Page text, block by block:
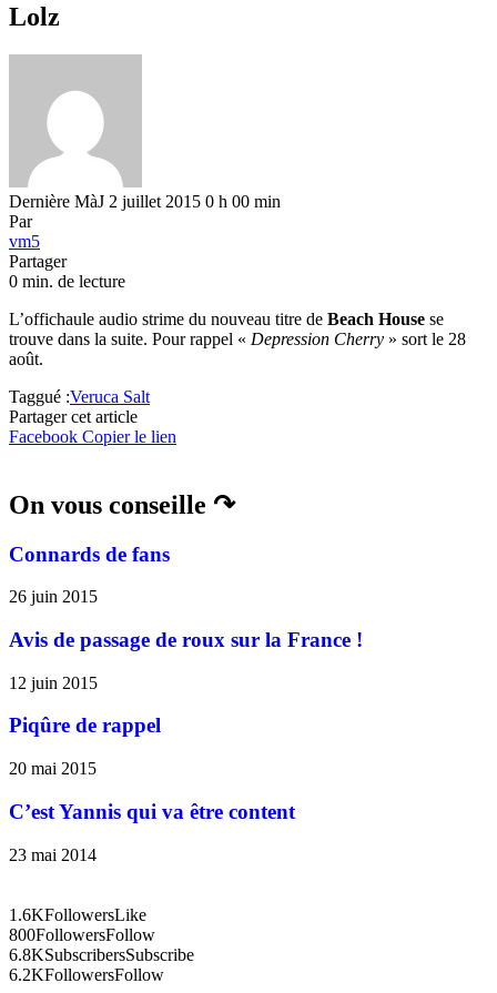
Lolz
Dernière MàJ 2 juillet 2015 0 h 00 min
Par
vm5
Partager
0 min. de lecture
L’offichaule audio strime du nouveau titre de Beach House se
trouve dans la suite. Pour rappel « Depression Cherry » sort le 28
août.
Taggué :Veruca Salt
Partager cet article
Facebook Copier le lien
On vous conseille ↷
Connards de fans
26 juin 2015
Avis de passage de roux sur la France !
12 juin 2015
Piqûre de rappel
20 mai 2015
C’est Yannis qui va être content
23 mai 2014
1.6KFollowersLike
800FollowersFollow
6.8KSubscribersSubscribe
6.2KFollowersFollow